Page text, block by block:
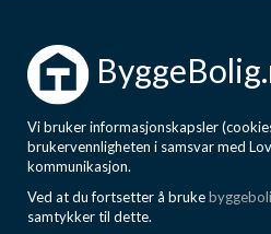
Vi bruker informasjonskapsler
brukervennligheten i samsvar med
kommunikasjon.
Ved at du fortsetter å bruke
samtykker til dette.